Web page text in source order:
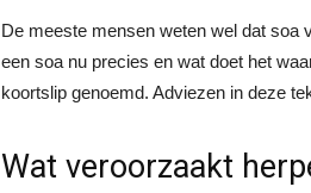
De meeste mensen weten wel dat soa
een soa nu precies en wat doet het
koortslip genoemd. Adviezen in deze
Wat veroorzaakt